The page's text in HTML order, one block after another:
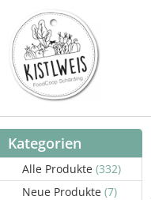
Kategorien
Alle Produkte (332)
Neue Produkte (7)